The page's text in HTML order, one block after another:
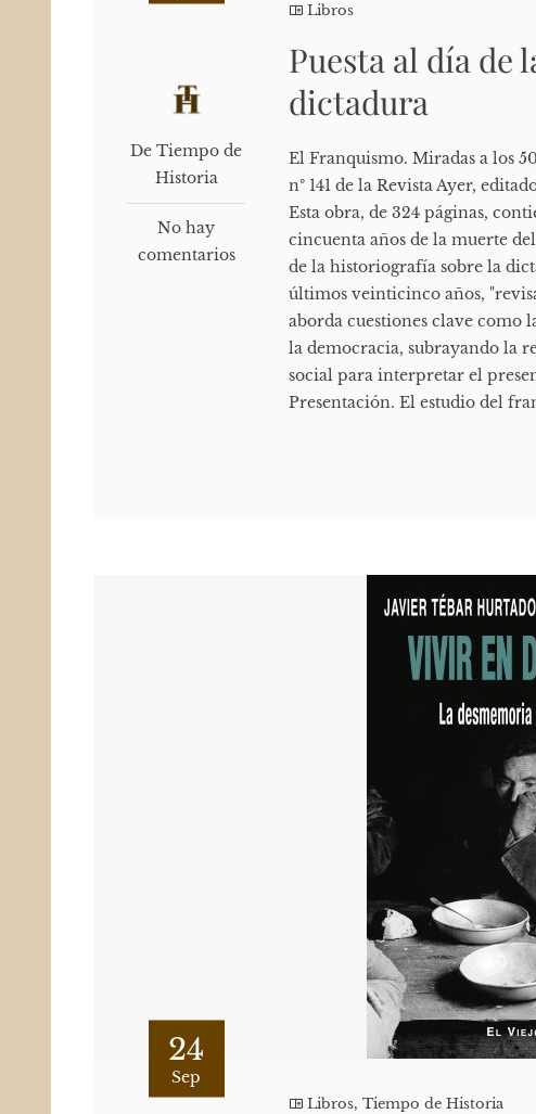
De Tiempo de
Historia
No hay
comentarios
Libros
Puesta al día de
dictadura
El Franquismo. Miradas a los
nº 141 de la Revista Ayer,
Esta obra, de 324 páginas,
cincuenta años de la muerte
de la historiografía sobre la
últimos veinticinco años,
aborda cuestiones clave
la democracia, subrayando la
social para interpretar el
Presentación. El estudio del
24
Sep
Libros,Tiempo de Historia